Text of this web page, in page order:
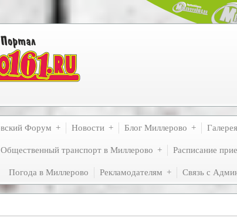
Форум Новости Блог Миллерово Галерея
Общественный транспорт в Миллерово Расписание
Погода в Миллерово Рекламодателям Связь с